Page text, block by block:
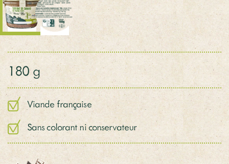
180 g
Viande française
Sans colorant ni conservateur